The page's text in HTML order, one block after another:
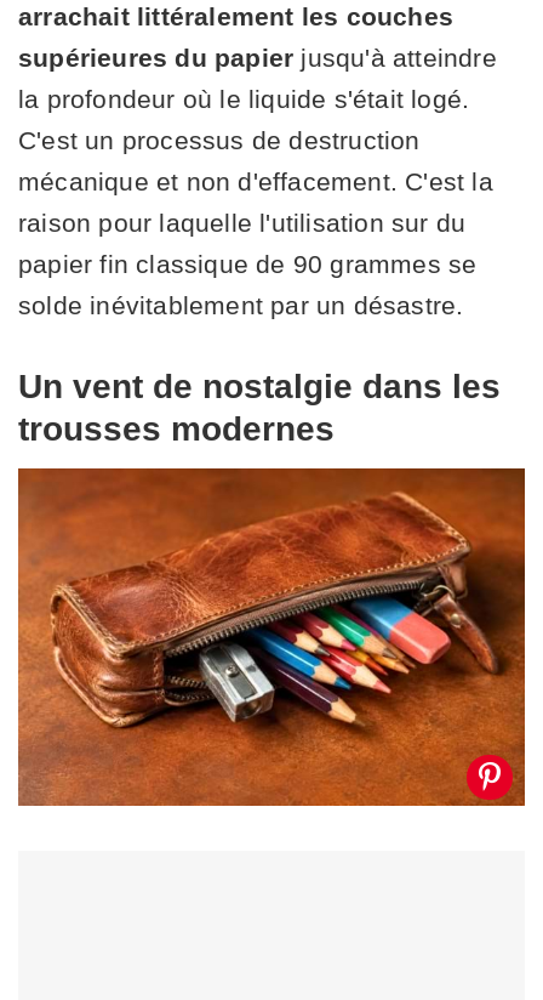
arrachait littéralement les couches
supérieures du papier jusqu'à atteindre
la profondeur où le liquide s'était logé.
C'est un processus de destruction
mécanique et non d'effacement. C'est la
raison pour laquelle l'utilisation sur du
papier fin classique de 90 grammes se
solde inévitablement par un désastre.
Un vent de nostalgie dans les
trousses modernes